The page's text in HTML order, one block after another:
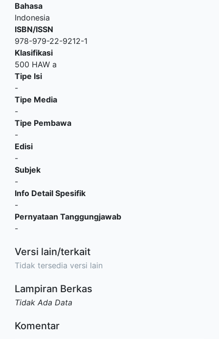
Bahasa
Indonesia
ISBN/ISSN
978-979-22-9212-1
Klasifikasi
500 HAW a
Tipe Isi
-
Tipe Media
-
Tipe Pembawa
-
Edisi
-
Subjek
-
Info Detail Spesifik
-
Pernyataan Tanggungjawab
-
Versi lain/terkait
Tidak tersedia versi lain
Lampiran Berkas
Tidak Ada Data
Komentar